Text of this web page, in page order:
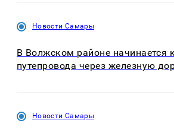
Новости Самары
В Волжском районе начинается
путепровода через железную
Новости Самары